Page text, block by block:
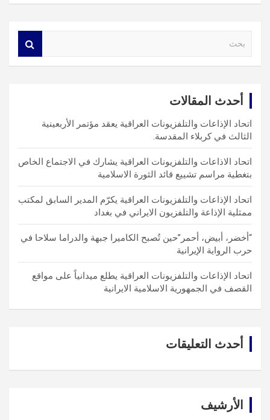
أحدث المقالات
اتحاد الإذاعات والتلفزيونات العراقية يعقد مؤتمر الأربعينية
الثالث في كربلاء المقدسة.
اتحاد الاذاعات والتلفزيونات العراقية يشارك في الاجتماع الخاص
بتغطية مراسم تشييع قائد الثورة الاسلامية
اتحاد الإذاعات والتلفزيونات العراقية يكرّم المدير السابق لمكتب
ممثلية الإذاعة والتلفزيون الايراني في بغداد
“أخضر، أبيض، أحمر”حين تُصبح الكاميرا جبهة والدراما سلاحا في
حرب الرواية الإيرانية
اتحاد الإذاعات والتلفزيونات العراقية يطلع ميدانياً على مواقع
القصف في الجمهورية الاسلامية الايرانية
أحدث التعليقات
الأرشيف